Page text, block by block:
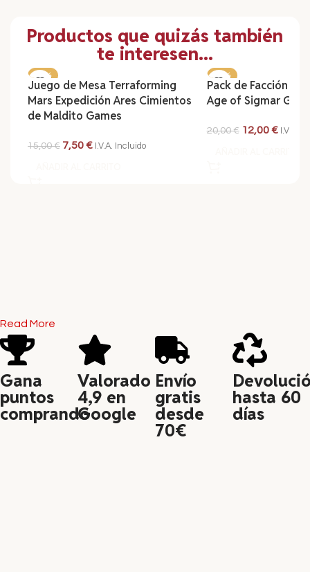
Productos que quizás también
te interesen...
-50%
Juego de Mesa Terraforming
Mars Expedición Ares Cimientos
de Maldito Games
15,00€ 7,50€ I.V.A. Incluido
-40%
Pack de Facción
Age of Sigmar
20,00€ 12,00€ I.V.A.
Read More
Gana
puntos
comprando
Valorado
4,9 en
Google
Envío
gratis
desde
70€
hasta 60
días